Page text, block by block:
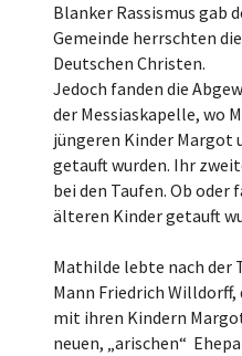
Blanker Rassismus gab
Gemeinde herrschten
Deutschen Christen.
Jedoch fanden die
der Messiaskapelle, wo
jüngeren Kinder Margot
getauft wurden. Ihr
bei den Taufen. Ob oder
älteren Kinder getauft
Mathilde lebte nach der
Mann Friedrich Willdorff,
mit ihren Kindern
neuen, „arischen“